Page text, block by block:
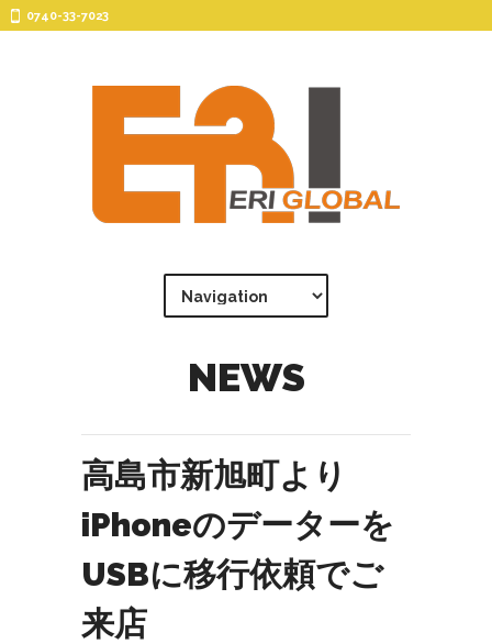
0740-33-7023
NEWS
高島市新旭町より
iPhoneのデーターを
USBに移行依頼でご
来店